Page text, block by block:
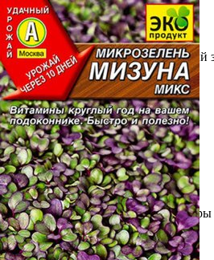
Выберите город
Обратный звонокЗаказать обратный
Каталог
Семена
Грунты
Газонные травы, сидераты
Горшки, рассадники, аксессуары
Посадочный материал